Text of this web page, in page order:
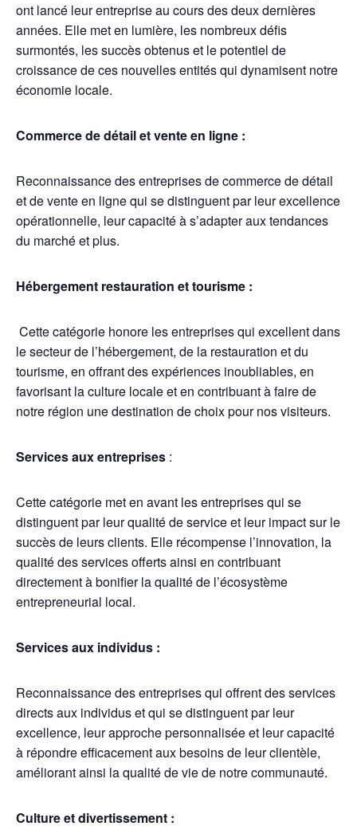
ont lancé leur entreprise au cours des deux dernières
années. Elle met en lumière, les nombreux défis
surmontés, les succès obtenus et le potentiel de
croissance de ces nouvelles entités qui dynamisent notre
économie locale.
Commerce de détail et vente en ligne :
Reconnaissance des entreprises de commerce de détail
et de vente en ligne qui se distinguent par leur excellence
opérationnelle, leur capacité à s’adapter aux tendances
du marché et plus.
Hébergement restauration et tourisme :
Cette catégorie honore les entreprises qui excellent dans
le secteur de l’hébergement, de la restauration et du
tourisme, en offrant des expériences inoubliables, en
favorisant la culture locale et en contribuant à faire de
notre région une destination de choix pour nos visiteurs.
Services aux entreprises :
Cette catégorie met en avant les entreprises qui se
distinguent par leur qualité de service et leur impact sur le
succès de leurs clients. Elle récompense l’innovation, la
qualité des services offerts ainsi en contribuant
directement à bonifier la qualité de l’écosystème
entrepreneurial local.
Services aux individus :
Reconnaissance des entreprises qui offrent des services
directs aux individus et qui se distinguent par leur
excellence, leur approche personnalisée et leur capacité
à répondre efficacement aux besoins de leur clientèle,
améliorant ainsi la qualité de vie de notre communauté.
Culture et divertissement :